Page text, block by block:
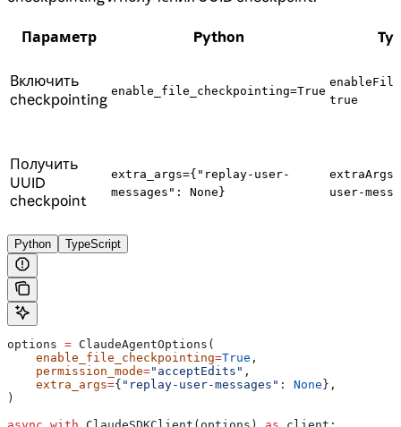
Параметр Python
Включить
checkpointing enable_file_checkpointing=True
true
Получить
UUID
checkpoint
extra_args={"replay-user-
messages": None}
user-
Python TypeScript
options = ClaudeAgentOptions(
    enable_file_checkpointing
=True ,
    permission_mode
="acceptEdits" ,
    extra_args
={ "replay-user-messages" : None },
)